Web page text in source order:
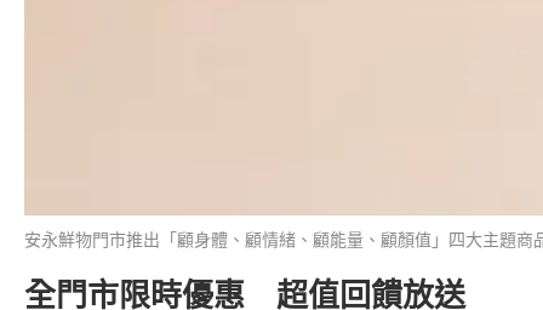
安永鮮物門市推出「顧身體、顧情緒、顧能量、顧顏值」四大主題商
全門市限時優惠 超值回饋放送